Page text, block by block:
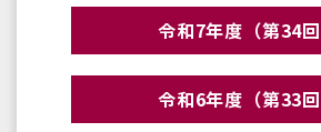
令和7年度（第34回
令和6年度（第33回